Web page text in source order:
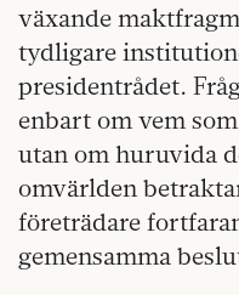
växande
tydligare
presidentrådet.
enbart om vem
utan om huruvida
omvärlden
företrädare
gemensamma